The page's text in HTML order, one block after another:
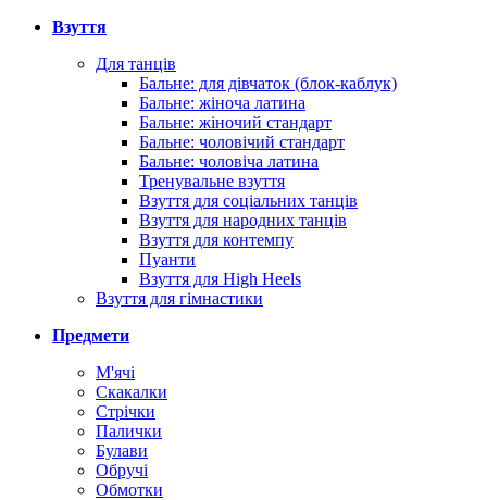
Взуття
Для танців
Бальне: для дівчаток (блок-каблук)
Бальне: жіноча латина
Бальне: жіночий стандарт
Бальне: чоловічий стандарт
Бальне: чоловіча латина
Тренувальне взуття
Взуття для соціальних танців
Взуття для народних танців
Взуття для контемпу
Пуанти
Взуття для High Heels
Взуття для гімнастики
Предмети
М'ячі
Скакалки
Стрічки
Палички
Булави
Обручі
Обмотки